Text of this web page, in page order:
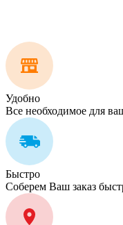
Удобно
Все необходимое для
Быстро
Соберем Ваш заказ